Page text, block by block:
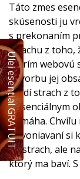
Táto zmes
skúsenosti ju
s prekonaním
strachu z toho,
tvorím webovú
a tvorbu jej
brzdí strach z
s esenciálnym
pomáha.
privoniavaní si
na strach, ale
ktorý ma baví.
Ulei esențial GRATUIT